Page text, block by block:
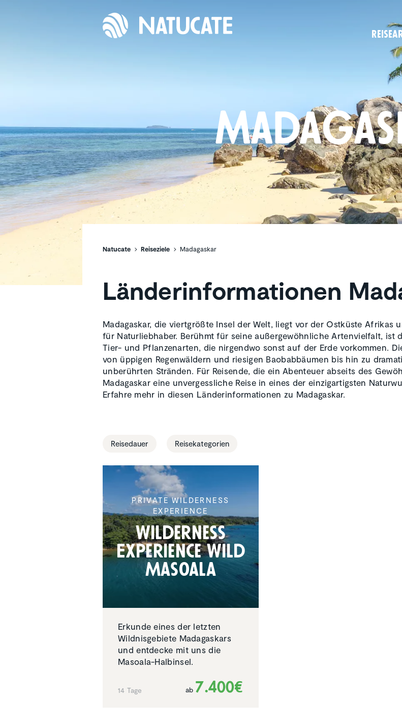
Natucate Reiseziele Madagaskar
Länderinformationen
Madagaskar, die viertgrößte Insel der Welt, liegt vor der Ostküste Afrikas
für Naturliebhaber. Berühmt für seine außergewöhnliche Artenvielfalt, ist
Tier- und Pflanzenarten, die nirgendwo sonst auf der Erde vorkommen.
von üppigen Regenwäldern und riesigen Baobabbäumen bis hin zu
unberührten Stränden. Für Reisende, die ein Abenteuer abseits des
Madagaskar eine unvergessliche Reise in eines der einzigartigsten
Erfahre mehr in diesen Länderinformationen zu Madagaskar.
Reisedauer Reisekategorien
PRIVATE WILDERNESS
EXPERIENCE
Wilder­ness
Experi­ence Wild
Masoala
Erkunde eines der letzten
Wildnisgebiete Madagaskars
und entdecke mit uns die
Masoala-Halbinsel.
14 Tage ab 7.400€